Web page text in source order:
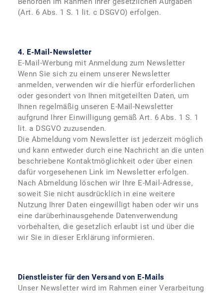
(Art. 6 Abs. 1 S. 1 lit. c DSGVO) erfolgen.
4. E-Mail-Newsletter
E-Mail-Werbung mit Anmeldung zum Newsletter
Wenn Sie sich zu einem unserer Newsletter
anmelden, verwenden wir die hierfür erforderlichen
oder gesondert von Ihnen mitgeteilten Daten, um
Ihnen regelmäßig unseren E-Mail-Newsletter
aufgrund Ihrer Einwilligung gemäß Art. 6 Abs. 1 S. 1
lit. a DSGVO zuzusenden.
Die Abmeldung vom Newsletter ist jederzeit möglich
und kann entweder durch eine Nachricht an die unten
beschriebene Kontaktmöglichkeit oder über einen
dafür vorgesehenen Link im Newsletter erfolgen.
Nach Abmeldung löschen wir Ihre E-Mail-Adresse,
soweit Sie nicht ausdrücklich in eine weitere
Nutzung Ihrer Daten eingewilligt haben oder wir uns
eine darüberhinausgehende Datenverwendung
vorbehalten, die gesetzlich erlaubt ist und über die
wir Sie in dieser Erklärung informieren.
Dienstleister für den Versand von E-Mails
Unser Newsletter wird im Rahmen einer Verarbeitung